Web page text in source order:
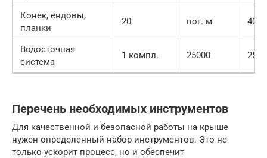
Конек, ендовы,
планки
20 пог. м 400
Водосточная
система
1 компл. 25000
Перечень необходимых инструментов
Для качественной и безопасной работы на крыше
нужен определенный набор инструментов. Это не
только ускорит процесс, но и обеспечит